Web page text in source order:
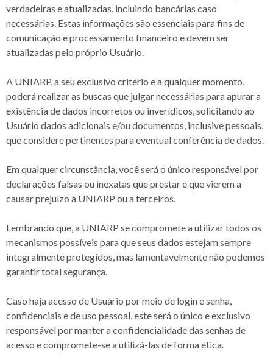
verdadeiras e atualizadas, incluindo bancárias caso
necessárias. Estas informações são essenciais para fins de
comunicação e processamento financeiro e devem ser
atualizadas pelo próprio Usuário.
A UNIARP, a seu exclusivo critério e a qualquer momento,
poderá realizar as buscas que julgar necessárias para apurar a
existência de dados incorretos ou inverídicos, solicitando ao
Usuário dados adicionais e/ou documentos, inclusive pessoais,
que considere pertinentes para eventual conferência de dados.
Em qualquer circunstância, você será o único responsável por
declarações falsas ou inexatas que prestar e que vierem a
causar prejuízo à UNIARP ou a terceiros.
Lembrando que, a UNIARP se compromete a utilizar todos os
mecanismos possíveis para que seus dados estejam sempre
integralmente protegidos, mas lamentavelmente não podemos
garantir total segurança.
Caso haja acesso de Usuário por meio de login e senha,
confidenciais e de uso pessoal, este será o único e exclusivo
responsável por manter a confidencialidade das senhas de
acesso e compromete-se a utilizá-las de forma ética.